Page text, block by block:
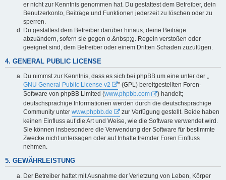
er nicht zur Kenntnis genommen hat. Du gestattest dem Betreiber, dein
Benutzerkonto, Beiträge und Funktionen jederzeit zu löschen oder zu
sperren.
Du gestattest dem Betreiber darüber hinaus, deine Beiträge
abzuändern, sofern sie gegen o.&nbsp;g. Regeln verstoßen oder
geeignet sind, dem Betreiber oder einem Dritten Schaden zuzufügen.
4. GENERAL PUBLIC LICENSE
Du nimmst zur Kenntnis, dass es sich bei phpBB um eine unter der „
GNU General Public License v2
" (GPL) bereitgestellten Foren-
Software von phpBB Limited (www.phpbb.com
) handelt;
deutschsprachige Informationen werden durch die deutschsprachige
Community unter www.phpbb.de
zur Verfügung gestellt. Beide haben
keinen Einfluss auf die Art und Weise, wie die Software verwendet wird.
Sie können insbesondere die Verwendung der Software für bestimmte
Zwecke nicht untersagen oder auf Inhalte fremder Foren Einfluss
nehmen.
5. GEWÄHRLEISTUNG
Der Betreiber haftet mit Ausnahme der Verletzung von Leben, Körper